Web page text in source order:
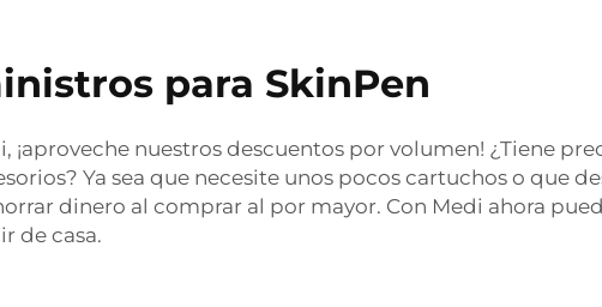
para SkinPen
nuestros descuentos por volumen! ¿Tiene
Ya sea que necesite unos pocos cartuchos o que
dinero al comprar al por mayor. Con Medi ahora
de casa.